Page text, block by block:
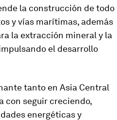
la construcción de todo
y vías marítimas, además
la extracción mineral y la
el desarrollo
tanto en Asia Central
con seguir creciendo,
energéticas y